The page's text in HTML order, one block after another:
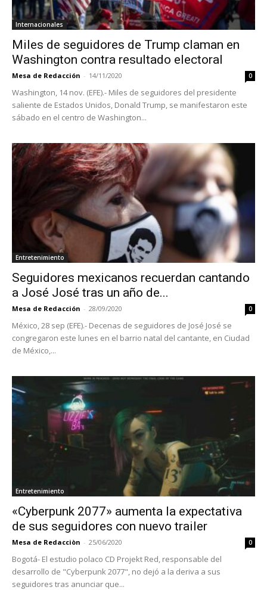
Internacionales
Miles de seguidores de Trump claman en
Washington contra resultado electoral
Mesa de Redacción - 14/11/2020 0
Washington, 14 nov. (EFE).- Miles de seguidores del presidente
saliente de Estados Unidos, Donald Trump, se manifestaron este
sábado en el centro de Washington...
Entretenimiento
Seguidores mexicanos recuerdan cantando
a José José tras un año de...
Mesa de Redacción - 28/09/2020 0
México, 28 sep (EFE).- Decenas de seguidores de José José se
congregaron este lunes en el barrio natal del cantante, en Ciudad
de México,...
Entretenimiento
«Cyberpunk 2077» aumenta la expectativa
de sus seguidores con nuevo trailer
Mesa de Redacciòn - 25/06/2020 0
Bogotá- El estudio polaco CD Projekt Red, responsable del
desarrollo de "Cyberpunk 2077", no dejó a la deriva a sus
seguidores tras anunciar que...